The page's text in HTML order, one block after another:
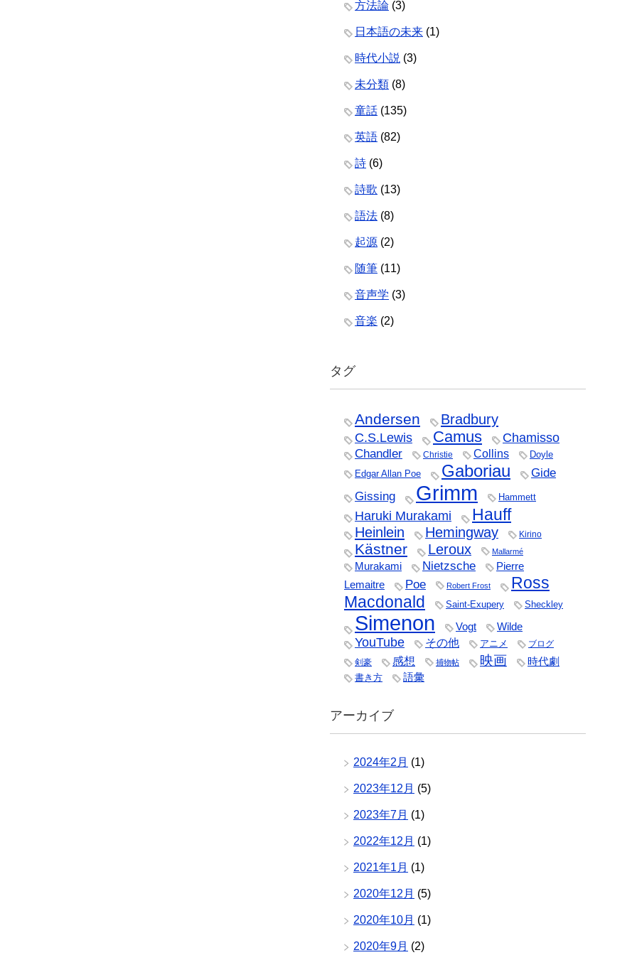
方法論 (3)
日本語の未来 (1)
時代小説 (3)
未分類 (8)
童話 (135)
英語 (82)
詩 (6)
詩歌 (13)
語法 (8)
起源 (2)
随筆 (11)
音声学 (3)
音楽 (2)
タグ
Andersen Bradbury
C.S.Lewis Camus
Chamisso
Chandler
Christie Collins
Doyle
Edgar Allan Poe
Gaboriau
Gide
Gissing
Grimm Hammett
Haruki Murakami Hauff
Heinlein Hemingway Kirino
Kästner Leroux Mallarmé
Murakami Nietzsche
Pierre
Lemaitre
Poe Robert Frost
Ross
Macdonald
Saint-Exupery Sheckley
Simenon Vogt Wilde
YouTube その他 アニメ
ブログ
剣豪
感想 捕物帖 映画 時代劇
書き方 語彙
アーカイブ
2024年2月 (1)
2023年12月 (5)
2023年7月 (1)
2022年12月 (1)
2021年1月 (1)
2020年12月 (5)
2020年10月 (1)
2020年9月 (2)